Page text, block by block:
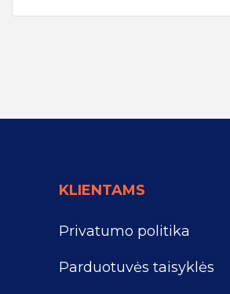
KLIENTAMS
Privatumo politika
Parduotuvės taisyklės